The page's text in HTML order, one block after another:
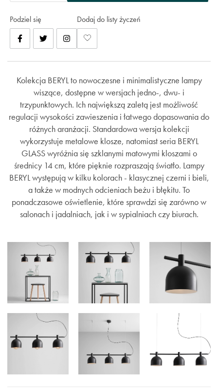
Podziel się Dodaj do listy życzeń
Kolekcja BERYL to nowoczesne i minimalistyczne lampy
wiszące, dostępne w wersjach jedno-, dwu- i
trzypunktowych. Ich największą zaletą jest możliwość
regulacji wysokości zawieszenia i łatwego dopasowania do
różnych aranżacji. Standardowa wersja kolekcji
wykorzystuje metalowe klosze, natomiast seria BERYL
GLASS wyróżnia się szklanymi matowymi kloszami o
średnicy 14 cm, które pięknie rozpraszają światło. Lampy
BERYL występują w kilku kolorach - klasycznej czerni i bieli,
a także w modnych odcieniach beżu i błękitu. To
ponadczasowe oświetlenie, które sprawdzi się zarówno w
salonach i jadalniach, jak i w sypialniach czy biurach.